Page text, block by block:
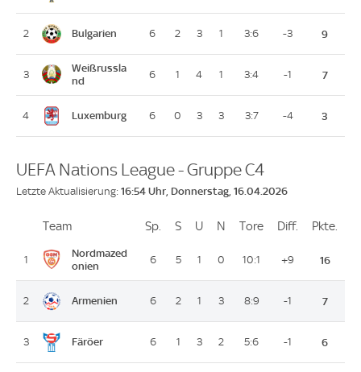
2 Bulgarien 6 2 3 1 3:6 -3 9
3
Weißrussla
nd
6 1 4 1 3:4 -1 7
4 Luxemburg 6 0 3 3 3:7 -4 3
UEFA Nations League - Gruppe C4
Letzte Aktualisierung: 16:54 Uhr, Donnerstag, 16.04.2026
PlatzTeam Sp. Spiele
S Siege
U Unentschieden
N Niederlagen
Tore ToreDiff. Differenz
Pkte.
1
Nordmazed
onien
6 5 1 0 10:1 +9 16
2 Armenien 6 2 1 3 8:9 -1 7
3 Färöer 6 1 3 2 5:6 -1 6